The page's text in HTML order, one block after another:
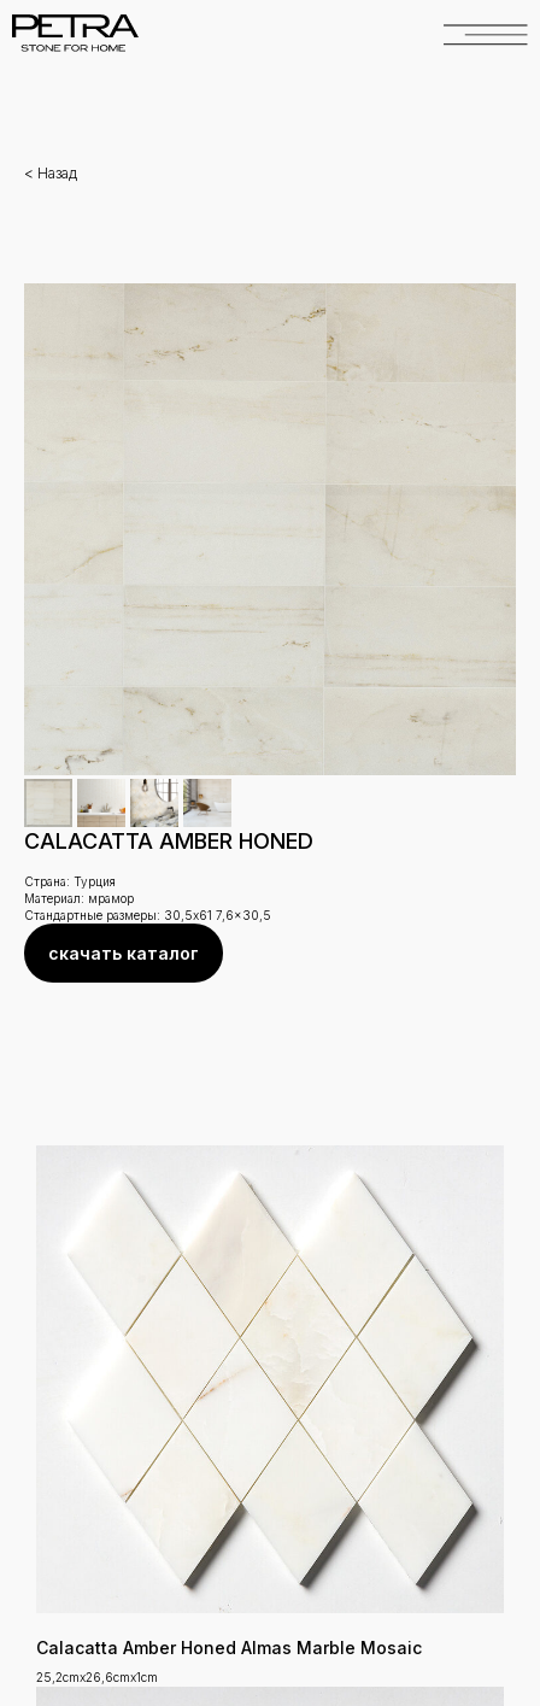
< Назад
CALACATTA AMBER HONED
Страна: Турция
Материал: мрамор
Стандартные размеры: 30,5x61 7,6x30,5
скачать каталог
Calacatta Amber Honed Almas Marble Mosaic
25,2cmx26,6cmx1cm